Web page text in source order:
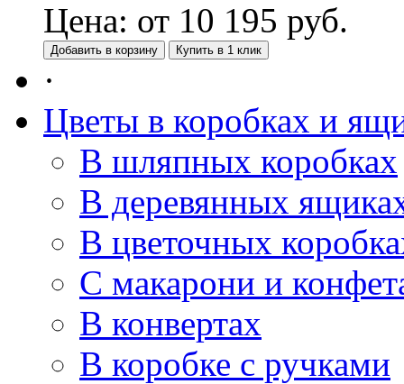
Цена: от 10 195 руб.
Добавить в корзину Купить в 1 клик
·
Цветы в коробках и
В шляпных коробках
В деревянных
В цветочных
С макарони и
В конвертах
В коробке с ручками